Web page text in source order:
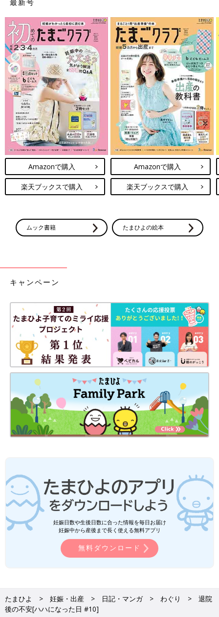
最新号
Amazonで購入
楽天ブックスで購入
Amazonで購入
楽天ブックスで購入
ムック書籍 たまひよの絵本
キャンペーン
妊娠日数や生後日数に合った情報を毎日お届け
妊娠中から産後まで長く使える無料アプリ
無料ダウンロード
たまひよ 妊娠・出産 日記・マンガ わぐり
退院
後の不安[ハハになった日 #10]